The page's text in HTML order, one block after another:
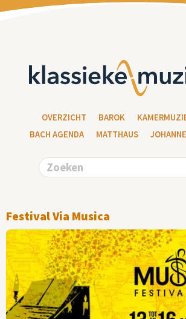
OVERZICHT BAROK
BACH AGENDA
MATTHAUS
Festival Via Musica